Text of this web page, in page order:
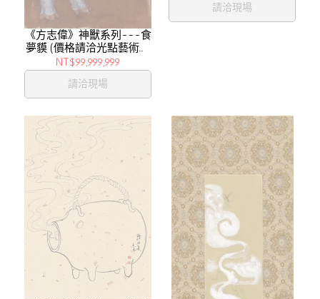
《方志偉》神獸系列---食
夢貘 (價格請洽光點藝術中
心)
NT$99,999,999
請洽現場
請洽現場